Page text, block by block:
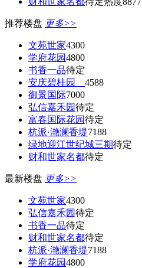
推荐楼盘 更多>>
文苑世家4300
学府花园4800
书香一品待定
安庆碧桂园 4588
御景国际7000
弘信嘉禾园待定
富春国际花园待定
杭派·滟澜香堤7188
绿地迎江世纪城三期待定
财和世家名都待定
最新楼盘 更多>>
文苑世家4300
弘信嘉禾园待定
书香一品待定
财和世家名都待定
杭派·滟澜香堤7188
学府花园4800